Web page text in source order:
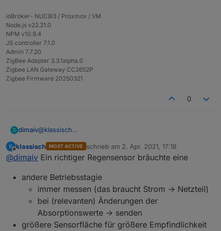
keine Korrosion der Elektroden zu erwarten ist.
ioBroker- NUC8i3 / Proxmox / VM
Node.js v22.21.0
NPM v10.9.4
JS controller 7.1.0
Admin 7.7.20
ZigBee Adapter 3.3.1alpha.0
Zigbee LAN Gateway CC2652P
Zigbee Firmware 20250321
0
D dimaiv@klassisch
Abfrageintervall kann ich theoretisch ändern, aber ob
es 10 Minuten für Regenmelder ok sind.... Und wenn
hält.
Beim Regenerkennung für mich wäre im Idealfall
sofortige Meldung.
K
Offline
klassisch MOST ACTIVE schrieb am 2. Apr. 2021, 17:18
zuletzt editiert von
@dimaiv Ein richtiger Regensensor bräuchte eine
andere Betriebsstagie
immer messen (das braucht Strom -> Netzteil)
bei (relevanten) Änderungen der
Absorptionswerte -> senden
größere Sensorfläche für größere Empfindlichkeit